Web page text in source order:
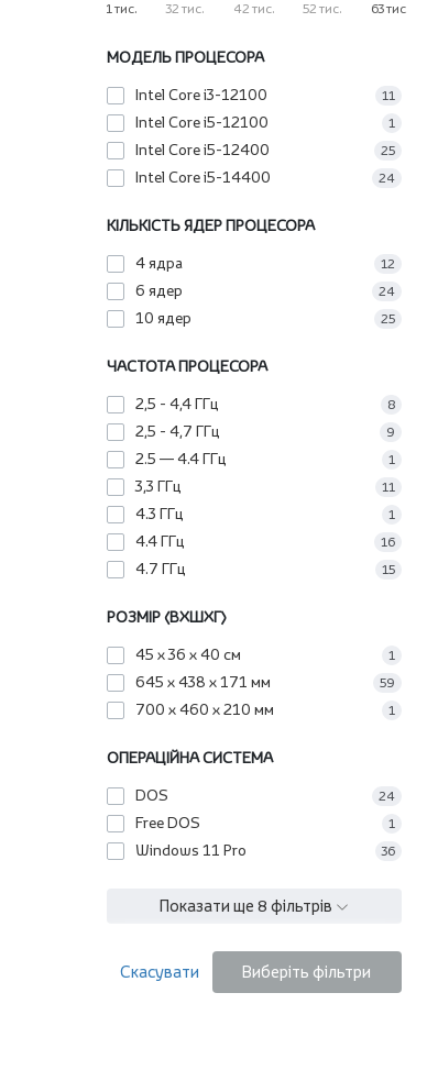
21 тис. 32 тис. 42 тис. 52 тис. 63 тис.
МОДЕЛЬ ПРОЦЕСОРА
Intel Core i3-12100
11
Intel Core i5-12100 1
Intel Core i5-12400 25
Intel Core i5-14400 24
КІЛЬКІСТЬ ЯДЕР ПРОЦЕСОРА
4 ядра
12
6 ядер 24
10 ядер 25
ЧАСТОТА ПРОЦЕСОРА
2,5 - 4,4 ГГц
8
2,5 - 4,7 ГГц 9
2.5 — 4.4 ГГц 1
3,3 ГГц 11
4.3 ГГц 1
4.4 ГГц 16
4.7 ГГц 15
РОЗМІР (ВХШХГ)
45 х 36 х 40 см
1
645 х 438 х 171 мм 59
700 х 460 х 210 мм 1
ОПЕРАЦІЙНА СИСТЕМА
DOS
24
Free DOS 1
Windows 11 Pro 36
Показати ще 8 фільтрів
Скасувати Виберіть фільтри